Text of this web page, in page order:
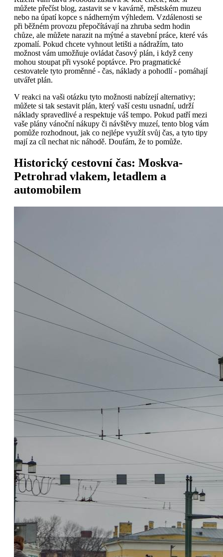
můžete přečíst blog, zastavit se v kavárně, městském muzeu
nebo na úpatí kopce s nádherným výhledem. Vzdálenosti se
při běžném provozu přepočítávají na zhruba sedm hodin
chůze, ale můžete narazit na mýtné a stavební práce, které vás
zpomalí. Pokud chcete vyhnout letišti a nádražím, tato
možnost vám umožňuje ovládat časový plán, i když ceny
mohou stoupat při vysoké poptávce. Pro pragmatické
cestovatele tyto proměnné - čas, náklady a pohodlí - pomáhají
utvářet plán.
V reakci na vaši otázku tyto možnosti nabízejí alternativy;
můžete si tak sestavit plán, který vaší cestu usnadní, udrží
náklady spravedlivé a respektuje váš tempo. Pokud patří mezi
vaše plány vánoční nákupy či návštěvy muzeí, tento blog vám
pomůže rozhodnout, jak co nejlépe využít svůj čas, a tyto tipy
mají za cíl nechat nic náhodě. Doufám, že to pomůže.
Historický cestovní čas: Moskva-
Petrohrad vlakem, letadlem a
automobilem